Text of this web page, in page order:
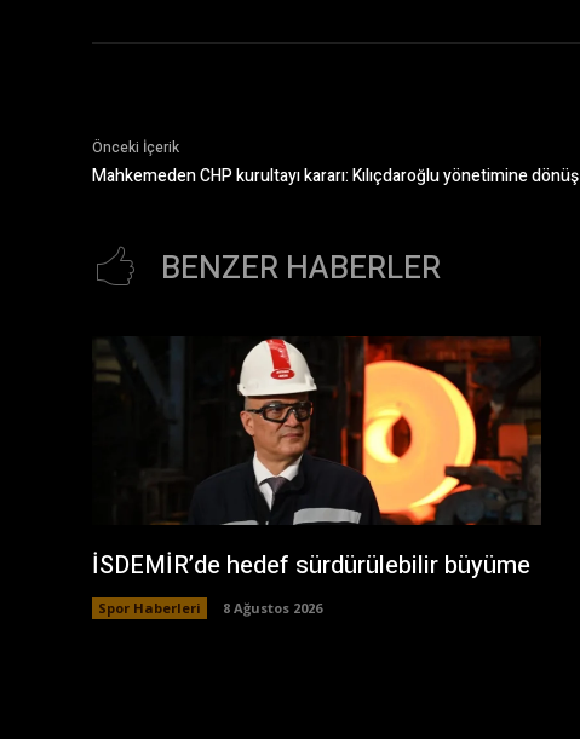
Önceki İçerik
Mahkemeden CHP kurultayı kararı: Kılıçdaroğlu yönetimine
BENZER HABERLER
İSDEMİR’de hedef sürdürülebilir büyüme
Spor Haberleri 8 Ağustos 2026